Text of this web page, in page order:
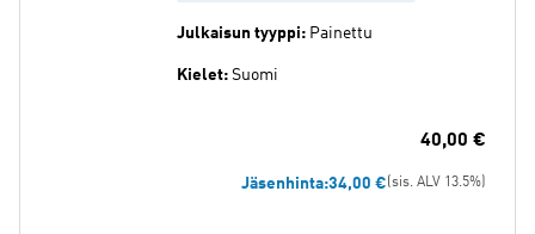
Julkaisun tyyppi: Painettu
Kielet: Suomi
40,00 €
Jäsenhinta:34,00 € (sis. ALV 13.5%)